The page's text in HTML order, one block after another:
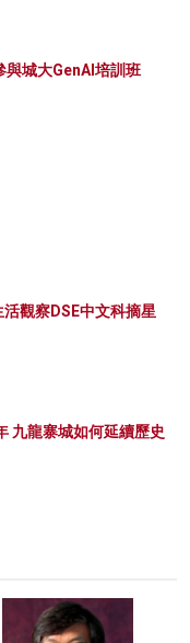
與城大GenAI培訓班
觀察DSE中文科摘星
九龍寨城如何延續歷史